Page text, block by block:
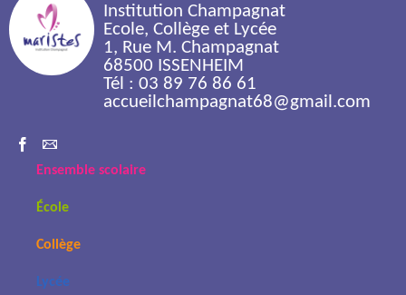
Institution Champagnat
Ecole, Collège et Lycée
1, Rue M. Champagnat
68500 ISSENHEIM
Tél : 03 89 76 86 61
accueilchampagnat68@gmail.com
Ensemble scolaire
École
Collège
Lycée